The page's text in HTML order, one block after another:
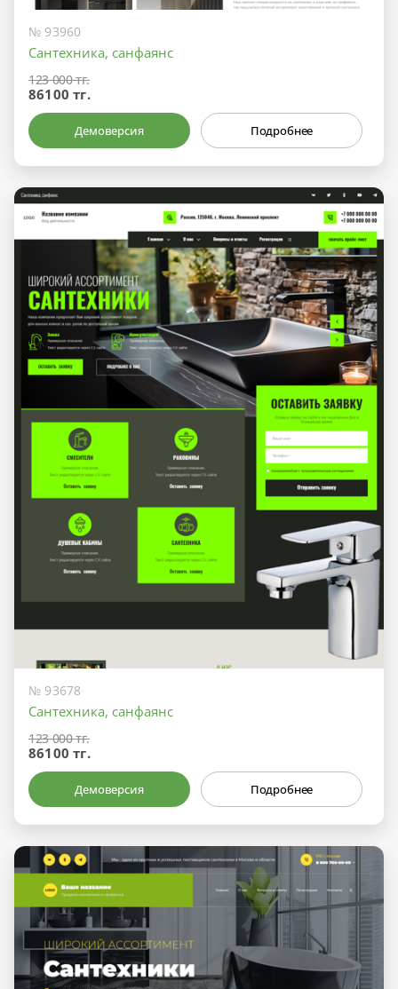
№ 93960
Сантехника, санфаянс
123 000 тг.
86100 тг.
Демоверсия Подробнее
№ 93678
Сантехника, санфаянс
123 000 тг.
86100 тг.
Демоверсия Подробнее